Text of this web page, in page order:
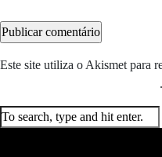
Este site utiliza o Akismet para
.